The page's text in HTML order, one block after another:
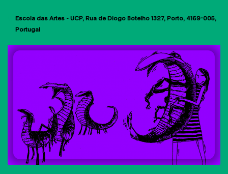
Escola das Artes - UCP Rua de Diogo Botelho 1327 Porto 4169-005
Portugal